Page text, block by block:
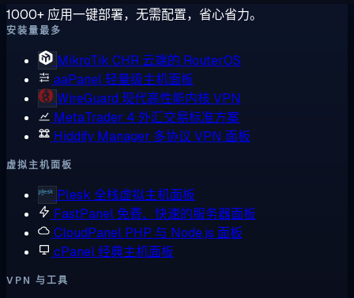
1000+ 应用一键部署，无需配置，省心省力。
安装量最多
MikroTik CHR 云端的 RouterOS
aaPanel轻量级主机面板
WireGuard 现代高性能内核 VPN
MetaTrader 4 外汇交易标准方案
Hiddify Manager 多协议 VPN 面板
虚拟主机面板
Plesk 全栈虚拟主机面板
FastPanel 免费、快速的服务器面板
CloudPanel PHP 与 Node.js 面板
cPanel经典主机面板
VPN 与工具